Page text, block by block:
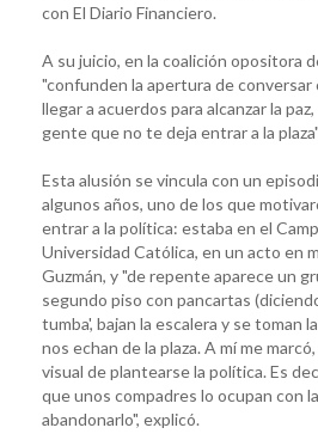
con El Diario Financiero.
A su juicio, en la coalición opositora
"confunden la apertura de conversar
llegar a acuerdos para alcanzar la
gente que no te deja entrar a la
Esta alusión se vincula con un
algunos años, uno de los que
entrar a la política: estaba en el
Universidad Católica, en un acto en
Guzmán, y "de repente aparece un
segundo piso con pancartas
tumba', bajan la escalera y se toman
nos echan de la plaza. A mí me
visual de plantearse la política. Es
que unos compadres lo ocupan con
abandonarlo", explicó.